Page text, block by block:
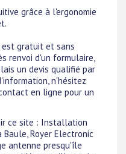
grâce à l'ergonomie
est gratuit et sans
renvoi d'un formulaire,
un devis qualifié par
n'hésitez
en ligne pour un
ce site : Installation
Royer Electronic
antenne presqu'île